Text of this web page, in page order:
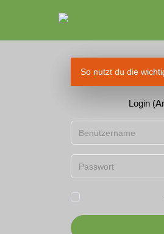
So nutzt du die
Login
Benutzername
Passwort